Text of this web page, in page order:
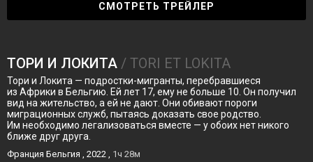
СМОТРЕТЬ ТРЕЙЛЕР
ТОРИ И ЛОКИТА / TORI ET LOKITA
Тори и Локита — подростки-мигранты, перебравшиеся
из Африки в Бельгию. Ей лет 17, ему не больше 10. Он получил
вид на жительство, а ей не дают. Они обивают пороги
миграционных служб, пытаясь доказать свое родство.
Им необходимо легализоваться вместе — у обоих нет никого
ближе друг друга.
Франция Бельгия , 2022 , 1ч 28м